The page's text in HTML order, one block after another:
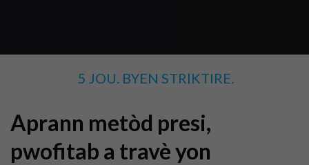
5 JOU. BYEN STRIKTIRE.
Aprann metòd presi,
pwofitab a travè yon